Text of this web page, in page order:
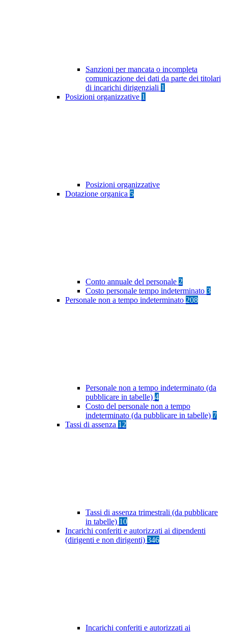
Sanzioni per mancata o incompleta
comunicazione dei dati da parte dei titolari
di incarichi dirigenziali 1
Posizioni organizzative 1
Posizioni organizzative
Dotazione organica 5
Conto annuale del personale 2
Costo personale tempo indeterminato 3
Personale non a tempo indeterminato 208
Personale non a tempo indeterminato (da
pubblicare in tabelle) 4
Costo del personale non a tempo
indeterminato (da pubblicare in tabelle) 7
Tassi di assenza 12
Tassi di assenza trimestrali (da pubblicare
in tabelle) 10
Incarichi conferiti e autorizzati ai dipendenti
(dirigenti e non dirigenti) 346
Incarichi conferiti e autorizzati ai